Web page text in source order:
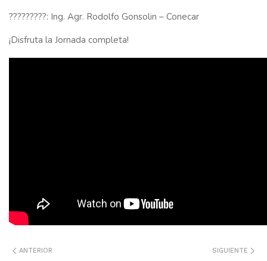
?????????: Ing. Agr. Rodolfo Gonsolin – Conecar
¡Disfruta la Jornada completa!
ANTERIOR SIGUIENTE